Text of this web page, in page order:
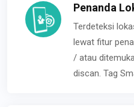
Penanda
Terdeteksi
lewat fitur
/ atau
discan. Tag